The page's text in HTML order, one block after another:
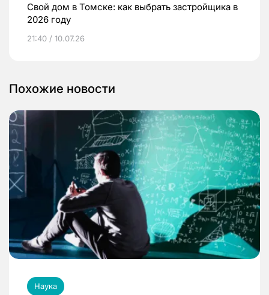
Свой дом в Томске: как выбрать застройщика в
2026 году
21:40 / 10.07.26
Похожие новости
Наука